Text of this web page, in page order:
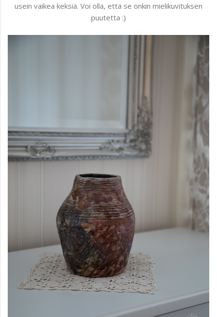
usein vaikea keksiä. Voi olla, että se onkin mielikuvituksen
puutetta :)